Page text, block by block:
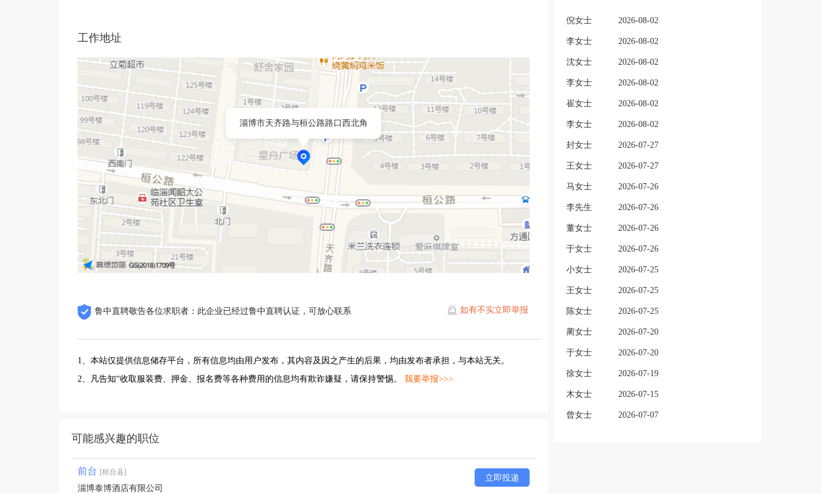
工作地址
淄博市天齐路与桓公路路口西北角
鲁中直聘敬告各位求职者：此企业已经过鲁中直聘认证，可放心联系 如有不实立即举报
1、本站仅提供信息储存平台，所有信息均由用户发布，其内容及因之产生的后果，均由发布者承担，与本站无关。
2、凡告知“收取服装费、押金、报名费等各种费用的信息均有欺诈嫌疑，请保持警惕。 我要举报>>>
可能感兴趣的职位
前台 [桓台县]
立即投递
淄博泰博酒店有限公司
倪女士 2026-08-02
李女士 2026-08-02
沈女士 2026-08-02
李女士 2026-08-02
崔女士 2026-08-02
李女士 2026-08-02
封女士 2026-07-27
王女士 2026-07-27
马女士 2026-07-26
李先生 2026-07-26
董女士 2026-07-26
于女士 2026-07-26
小女士 2026-07-25
王女士 2026-07-25
陈女士 2026-07-25
蔺女士 2026-07-20
于女士 2026-07-20
徐女士 2026-07-19
木女士 2026-07-15
曾女士 2026-07-07